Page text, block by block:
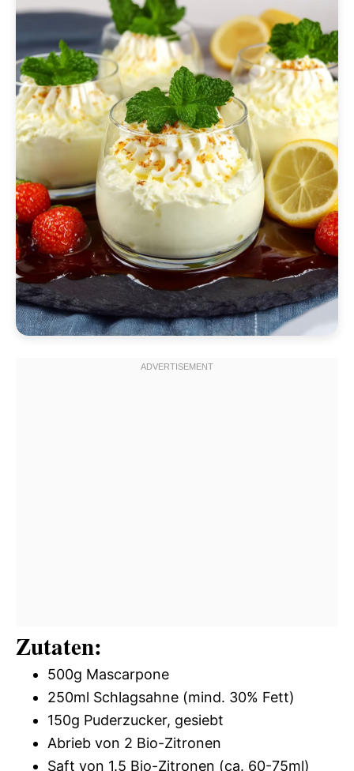
Zutaten:
500g Mascarpone
250ml Schlagsahne (mind. 30% Fett)
150g Puderzucker, gesiebt
Abrieb von 2 Bio-Zitronen
Saft von 1.5 Bio-Zitronen (ca. 60-75ml)